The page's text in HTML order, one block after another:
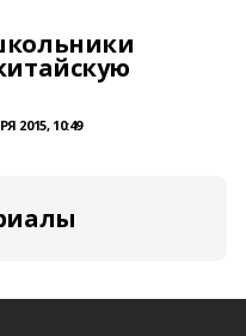
2015, 10:49